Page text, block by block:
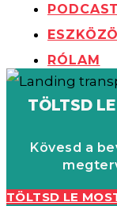
PODCAST
RÓLAM
TÖLTSD
Kövesd a
TÖLTSD LE